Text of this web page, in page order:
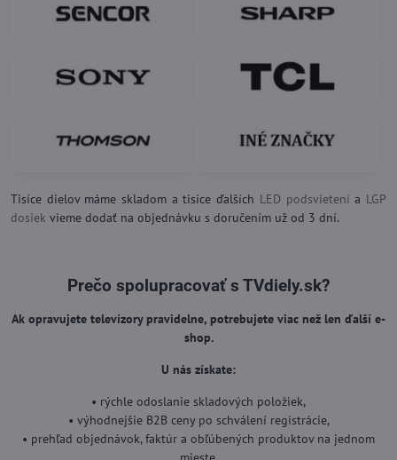
Tisíce dielov máme skladom a tisíce ďalších LED podsvietení a LGP
dosiek vieme dodať na objednávku s doručením už od 3 dní.
Prečo spolupracovať s TVdiely.sk?
Ak opravujete televízory pravidelne, potrebujete viac než len ďalší e-
shop.
U nás získate:
• rýchle odoslanie skladových položiek,
• výhodnejšie B2B ceny po schválení registrácie,
• prehľad objednávok, faktúr a obľúbených produktov na jednom